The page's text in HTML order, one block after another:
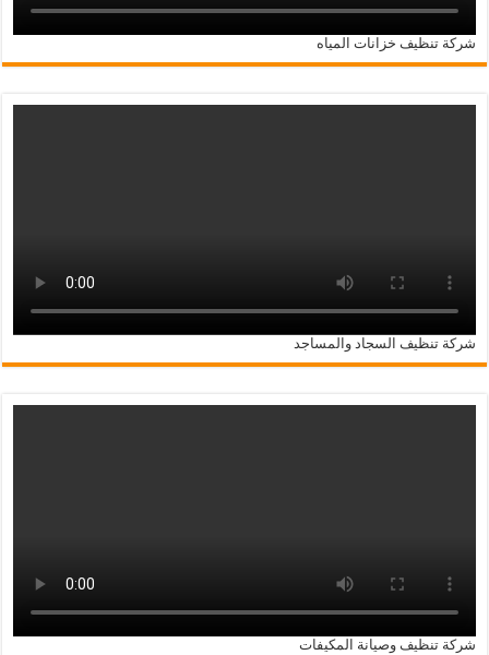
شركة تنظيف خزانات المياه
شركة تنظيف السجاد والمساجد
شركة تنظيف وصيانة المكيفات